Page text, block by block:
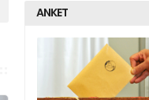
ANKET